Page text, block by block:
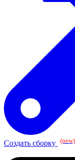
Создать сборку (new)